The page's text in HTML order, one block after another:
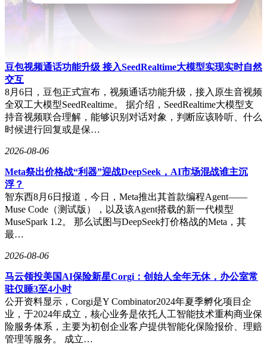
作为跨语言沟通的革命性工具，该设备搭载的翻译系统支持
122种语言实时互译，覆盖通话、面对面交流及视觉翻译三大
场景。通过多模态算法优化，用户即使在机场、展会等嘈杂环
境中，也能获得清晰准确的翻译结果。其独创的双降噪体系结
分离，拾音精度较传统设备提升40%。
核心的GlassClaw AI助理突破了终端设备的算力限制，集成会
议纪要生成、多模态记录及生活服务调用等功能。在商务场景
中，用户无需依赖手机或电脑，即可通过语音指令完成日程管
理、文件处理等全流程操作。设备内置的端侧AI芯片支持离
线运算，确保数据安全的同时实现0.3秒级响应速度。
硬件设计方面，科大讯飞采用双目单色显示方案，在保证
创新充电模式（磁吸快充、无线充电、移动电源直充）可满足
差旅、户外等不同场景的续航需求。值得关注的是，该设备所
有技术模块均实现全栈自主可控，核心算法来自科大讯飞全国
重点实验室的最新研究成果。
这款AI眼镜的推出，标志着智能穿戴设备从单一功能向全场
景生态的跨越。通过打通语音、视觉、触觉等多模态交互链
豆包视频通话功能升级 接入SeedRealtime大模型实现实时自然
交互
8月6日，豆包正式宣布，视频通话功能升级，接入原生音视频
全双工大模型SeedRealtime。 据介绍，SeedRealtime大模型支
持音视频联合理解，能够识别对话对象，判断应该聆听、什么
时候进行回复或是保…
2026-08-06
Meta祭出价格战“利器”迎战DeepSeek，AI市场混战谁主沉
浮？
智东西8月6日报道，今日，Meta推出其首款编程Agent——
Muse Code（测试版），以及该Agent搭载的新一代模型
MuseSpark 1.2。 那么试图与DeepSeek打价格战的Meta，其
最…
2026-08-06
马云领投美国AI保险新星Corgi：创始人全年无休，办公室常
驻仅睡3至4小时
公开资料显示，Corgi是Y Combinator2024年夏季孵化项目企
业，于2024年成立，核心业务是依托人工智能技术重构商业保
险服务体系，主要为初创企业客户提供智能化保险报价、理赔
管理等服务。 成立…